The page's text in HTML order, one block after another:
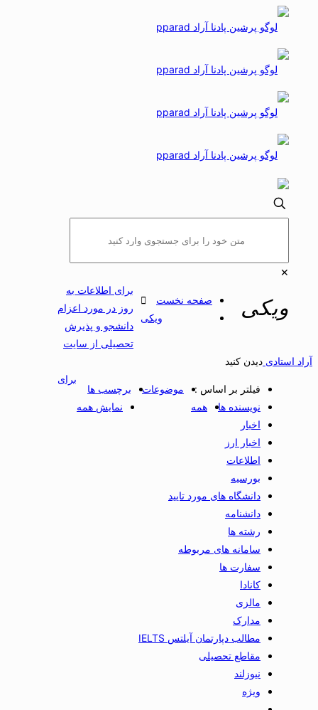
✕
ویکی
صفحه نخست
ویکی
برای اطلاعات به
روز در مورد اعزام
دانشجو و پذیرش
تحصیلی از سایت
آراد استادی دیدن کنید
فیلتر بر اساس : موضوعات
برچسب ها
نویسنده ها
نمایش همه
همه
اخبار
اخبار ارز
اطلاعات
بورسیه
دانشگاه های مورد تایید
دانشنامه
رشته ها
سامانه های مربوطه
سفارت ها
کانادا
مالزی
مدارک
مطالب دپارتمان آیلتس IELTS
مقاطع تحصیلی
نیوزلند
ویژه
برای